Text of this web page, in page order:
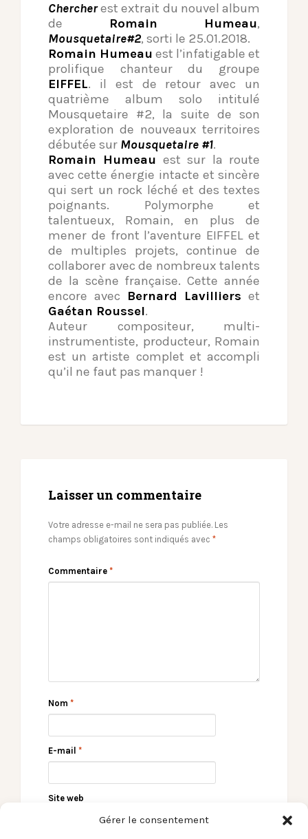
Gérer le consentement
Chercherest extrait du nouvel album
de
Romain Humeau,
Mousquetaire#2, sorti le 25.01.2018.
Romain Humeau est l’infatigable et
prolifique chanteur du groupe
EIFFEL. il est de retour avec un
quatrième album solo intitulé
Mousquetaire #2, la suite de son
exploration de nouveaux territoires
débutée sur Mousquetaire #1.
Romain Humeau est sur la route
avec cette énergie intacte et sincère
qui sert un rock léché et des textes
poignants. Polymorphe et
talentueux, Romain, en plus de
mener de front l’aventure EIFFEL et
de multiples projets, continue de
collaborer avec de nombreux talents
de la scène française. Cette année
encore avec Bernard Lavilliers et
Gaétan Roussel.
Auteur compositeur, multi-
instrumentiste, producteur, Romain
est un artiste complet et accompli
qu’il ne faut pas manquer !
Laisser un commentaire
Votre adresse e-mail ne sera pas publiée. Les
champs obligatoires sont indiqués avec *
Commentaire *
Nom *
E-mail *
Site web